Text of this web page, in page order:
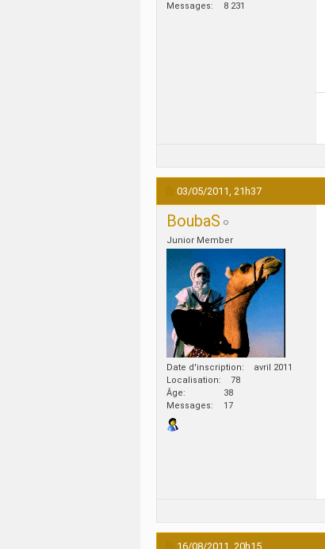
Messages
8 231
03/05/2011, 21h37
BoubaS
Junior Member
Date d'inscription
avril 2011
Localisation
78
Âge
38
Messages
17
16/08/2011, 20h15